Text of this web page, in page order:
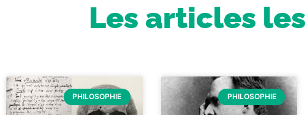
Les articles
PHILOSOPHIE PHILOSOPHIE